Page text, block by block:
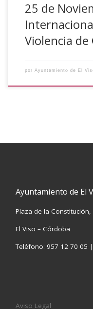
25 de
Violencia de
por Ayuntamiento de El
Ayuntamiento de El
Plaza de la Constitución,
El Viso – Córdoba
Teléfono: 957 12 70 05
Aviso Legal